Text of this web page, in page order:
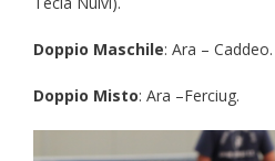
Doppio Maschile: Ara – Caddeo.
Doppio Misto: Ara –Ferciug.